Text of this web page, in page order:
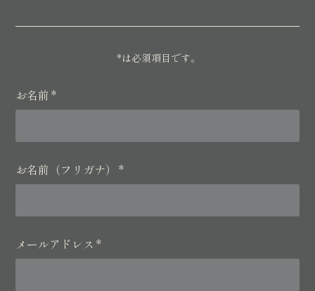
*は必須項目です。
お名前*
お名前（フリガナ） *
メールアドレス *